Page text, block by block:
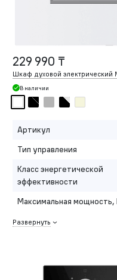
229 990 ₸
Шкаф духовой электрический
В наличии
Артикул
Тип управления
Класс энергетической
эффективности
Максимальная мощность,
Развернуть